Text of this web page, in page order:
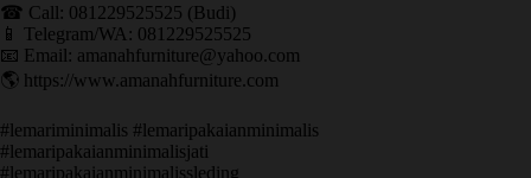
☎ Call: 081229525525 (Budi)
📱 Telegram/WA: 081229525525
📧 Email: amanahfurniture@yahoo.com
🌎 https://www.amanahfurniture.com
#lemariminimalis #lemaripakaianminimalis
#lemaripakaianminimalisjati
#lemaripakaianminimalissleding